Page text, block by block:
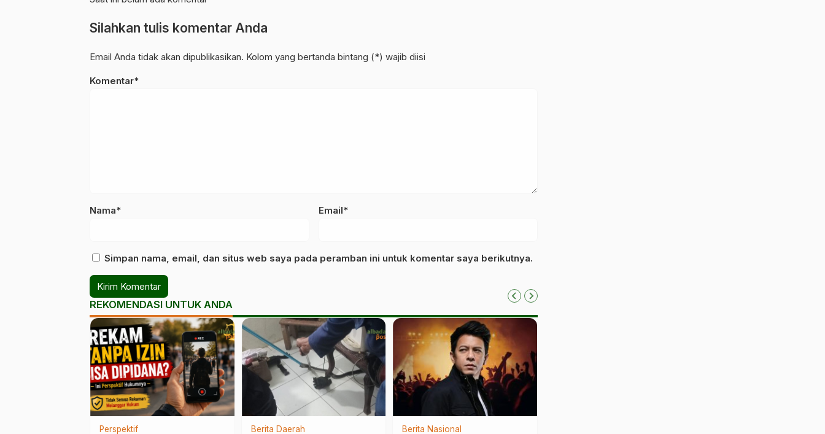
Silahkan tulis komentar Anda
Email Anda tidak akan dipublikasikan. Kolom yang bertanda bintang (*) wajib diisi
Komentar*
Nama* Email*
Simpan nama, email, dan situs web saya pada peramban ini untuk komentar saya berikutnya.
REKOMENDASI UNTUK ANDA
Perspektif Berita Daerah Berita Nasional